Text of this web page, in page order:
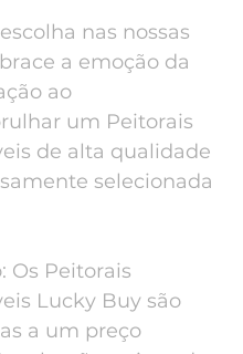
nas nossas
a emoção da
ao
um Peitorais
de alta qualidade
selecionada
Os Peitorais
Lucky Buy são
a um preço